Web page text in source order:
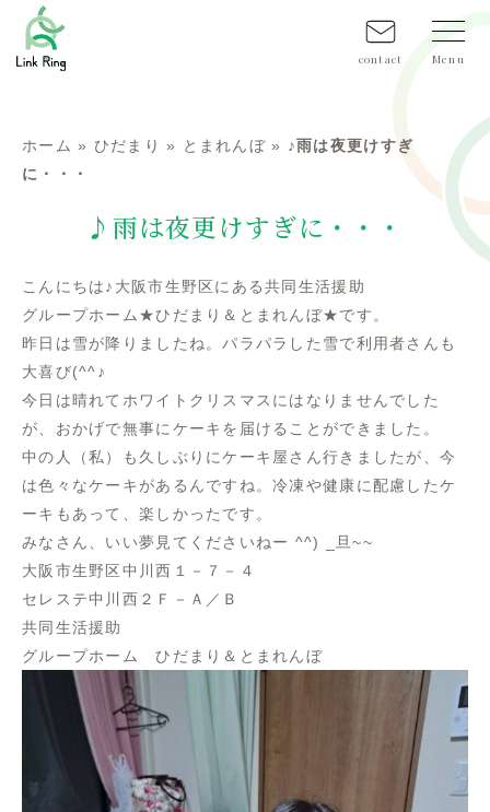
contact
ホーム » ひだまり » とまれんぼ » ♪雨は夜更けすぎ
に・・・
♪雨は夜更けすぎに・・・
こんにちは♪大阪市生野区にある共同生活援助
グループホーム★ひだまり＆とまれんぼ★です。
昨日は雪が降りましたね。パラパラした雪で利用者さんも
大喜び(^^♪
今日は晴れてホワイトクリスマスにはなりませんでした
が、おかげで無事にケーキを届けることができました。
中の人（私）も久しぶりにケーキ屋さん行きましたが、今
は色々なケーキがあるんですね。冷凍や健康に配慮したケ
ーキもあって、楽しかったです。
みなさん、いい夢見てくださいねー ^^) _旦~~
大阪市生野区中川西１－７－４
セレステ中川西２Ｆ－Ａ／Ｂ
共同生活援助
グループホーム ひだまり＆とまれんぼ